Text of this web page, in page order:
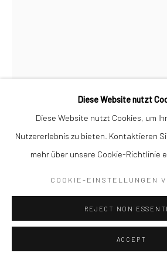
Diese Website nutzt
Diese Website nutzt Cookies, um
Nutzererlebnis zu bieten. Kontaktieren
mehr über unsere Cookie-Richtlinie
COOKIE-EINSTELLUNGEN
REJECT NON
ACCEPT
MAN RAY AMERICAN,
LA MONTAGNA DI CRISTALLO,1970
Lithographie en couleur sur vélin
64 x 40 cm (69,5 x 49,5 cm).